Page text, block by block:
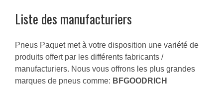
Liste des manufacturiers
Pneus Paquet met à votre disposition une variété de
produits offert par les différents fabricants /
manufacturiers. Nous vous offrons les plus grandes
marques de pneus comme: BFGOODRICH